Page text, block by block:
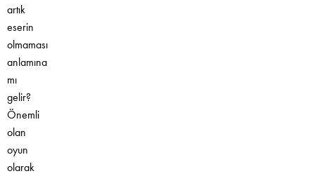
artık
eserin
olmaması
anlamına
mı
gelir?
Önemli
olan
oyun
olarak